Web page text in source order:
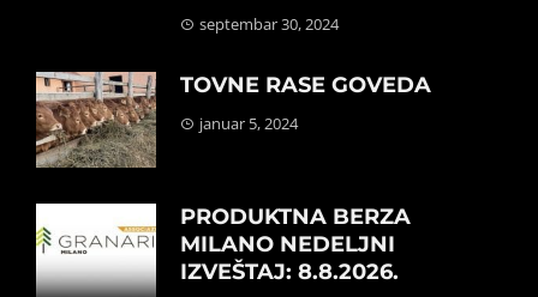
septembar 30, 2024
TOVNE RASE GOVEDA
januar 5, 2024
PRODUKTNA BERZA
MILANO NEDELJNI
IZVEŠTAJ: 8.8.2026.